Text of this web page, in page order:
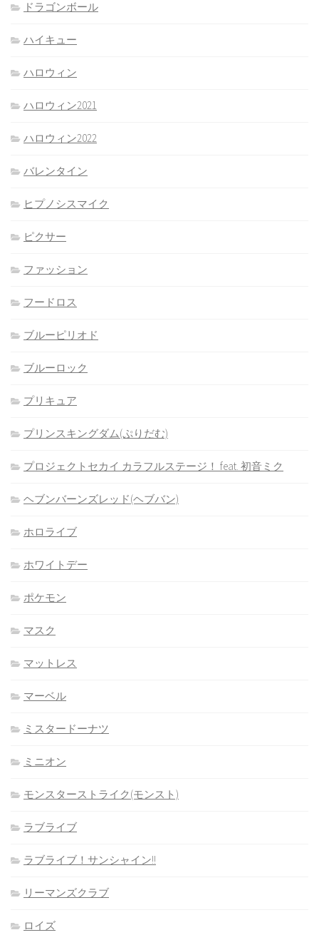
ドラゴンボール
ハイキュー
ハロウィン
ハロウィン2021
ハロウィン2022
バレンタイン
ヒプノシスマイク
ピクサー
ファッション
フードロス
ブルーピリオド
ブルーロック
プリキュア
プリンスキングダム(ぷりだむ)
プロジェクトセカイ カラフルステージ！ feat. 初音ミク
ヘブンバーンズレッド(ヘブバン)
ホロライブ
ホワイトデー
ポケモン
マスク
マットレス
マーベル
ミスタードーナツ
ミニオン
モンスターストライク(モンスト)
ラブライブ
ラブライブ！サンシャイン!!
リーマンズクラブ
ロイズ